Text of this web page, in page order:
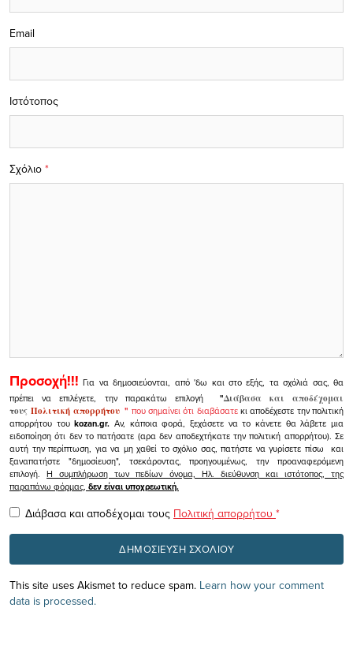
Σχόλιο *
Email
Ιστότοπος
Προσοχή!!! Για να δημοσιεύονται, από 'δω και στο εξής, τα σχόλιά σας, θα
πρέπει να επιλέγετε, την παρακάτω επιλογή
"Διάβασα και αποδέχομαι
τουςΠολιτική απορρήτου" που σημαίνει ότι διαβάσατεκι αποδέχεστε την πολιτική
απορρήτου τουkozan.gr. Αν, κάποια φορά, ξεχάσετε να το κάνετε θα λάβετε μια
ειδοποίηση ότι δεν το πατήσατε (αρα δεν αποδεχτήκατε την πολιτική απορρήτου). Σε
αυτή την περίπτωση, για να μη χαθεί το σχόλιο σας, πατήστε να γυρίσετε πίσω και
ξαναπατήστε "δημοσίευση", τσεκάροντας, προηγουμένως, την προαναφερόμενη
επιλογή.Η συμπλήρωση των πεδίων όνομα, Ηλ. διεύθυνση και ιστότοπος, της
παραπάνω φόρμας, δεν είναι υποχρεωτική.
Διάβασα και αποδέχομαι τους Πολιτική απορρήτου *
This site uses Akismet to reduce spam. Learn how your comment
data is processed.